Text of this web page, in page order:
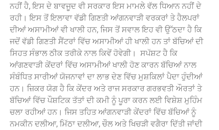
ਨਹੀਂ ਹੈ, ਇਸ ਦੇ ਬਾਵਜੂਦ ਵੀ ਸਰਕਾਰ ਇਸ ਮਾਮਲੇ ਵੱਲ ਧਿਆਨ ਨਹੀਂ ਦੇ
ਰਹੀ। ਇਸ ਤੋਂ ਇਲਾਵਾ ਵੱਡੀ ਗਿਣਤੀ ਆਂਗਨਵਾੜੀ ਵਰਕਰਾਂ ਤੇ ਹੈਲਪਰਾਂ
ਦੀਆਂ ਅਸਾਮੀਆਂ ਵੀ ਖਾਲੀ ਹਨ, ਜਿਸ ਤੋਂ ਸਵਾਲ ਇਹ ਵੀ ਉੱਠਦਾ ਹੈ ਕਿ
ਜਦੋਂ ਵੱਡੀ ਗਿਣਤੀ ਸੈਂਟਰਾਂ ਵਿੱਚ ਅਸਾਮੀਆਂ ਹੀ ਖਾਲੀ ਹਨ ਤਾਂ ਬੱਚਿਆਂ ਦੀ
ਸਿਹਤ ਸੰਭਾਲ ਠੀਕ ਤਰੀਕੇ ਨਾਲ ਕਿਵੇਂ ਹੋਵੇਗੀ। ‌ ਸਪੱਸ਼ਟ ਹੈ ਕਿ
ਆਂਗਣਵਾੜੀ ਕੇਂਦਰਾਂ ਵਿੱਚ ਅਸਾਮੀਆਂ ਖਾਲੀ ਹੋਣ ਕਾਰਨ ਬੱਚਿਆਂ ਨਾਲ
ਸੰਬੰਧਿਤ ਸਾਰੀਆਂ ਯੋਜਨਾਵਾਂ ਦਾ ਲਾਭ ਦੇਣ ਵਿੱਚ ਮੁਸ਼ਕਿਲਾਂ ਪੈਦਾ ਹੁੰਦੀਆਂ
ਹਨ। ਜ਼ਿਕਰ ਯੋਗ ਹੈ ਕਿ ਕੇਂਦਰ ਅਤੇ ਰਾਜ ਸਰਕਾਰ ਗਰਭਵਤੀ ਔਰਤਾਂ ਤੇ
ਬੱਚਿਆਂ ਵਿੱਚ ਪੌਸ਼ਟਿਕ ਤੱਤਾਂ ਦੀ ਕਮੀ ਨੂੰ ਪੂਰਾ ਕਰਨ ਲਈ ਵਿਸ਼ੇਸ਼ ਮੁਹਿੰਮ
ਚਲਾ ਰਹੀਆਂ ਹਨ। ਜਿਸ ਤਹਿਤ ਆਂਗਨਵਾੜੀ ਕੇਂਦਰਾਂ ਵਿੱਚ ਬੱਚਿਆਂ ਨੂੰ
ਨਮਕੀਨ ਦਲੀਆ, ਮਿੱਠਾ ਦਲੀਆ, ਚੌਲ ਅਤੇ ਖਿਚੜੀ ਵਗੈਰਾ ਦਿੱਤੀ ਜਾਂਦੀ